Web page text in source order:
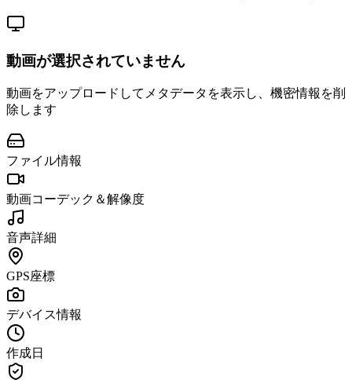
動画が選択されていません
動画をアップロードしてメタデータを表示し、機密情報を削
除します
ファイル情報
動画コーデック＆解像度
音声詳細
GPS座標
デバイス情報
作成日